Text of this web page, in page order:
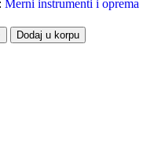
Merni instrumenti i oprema
Dodaj u korpu